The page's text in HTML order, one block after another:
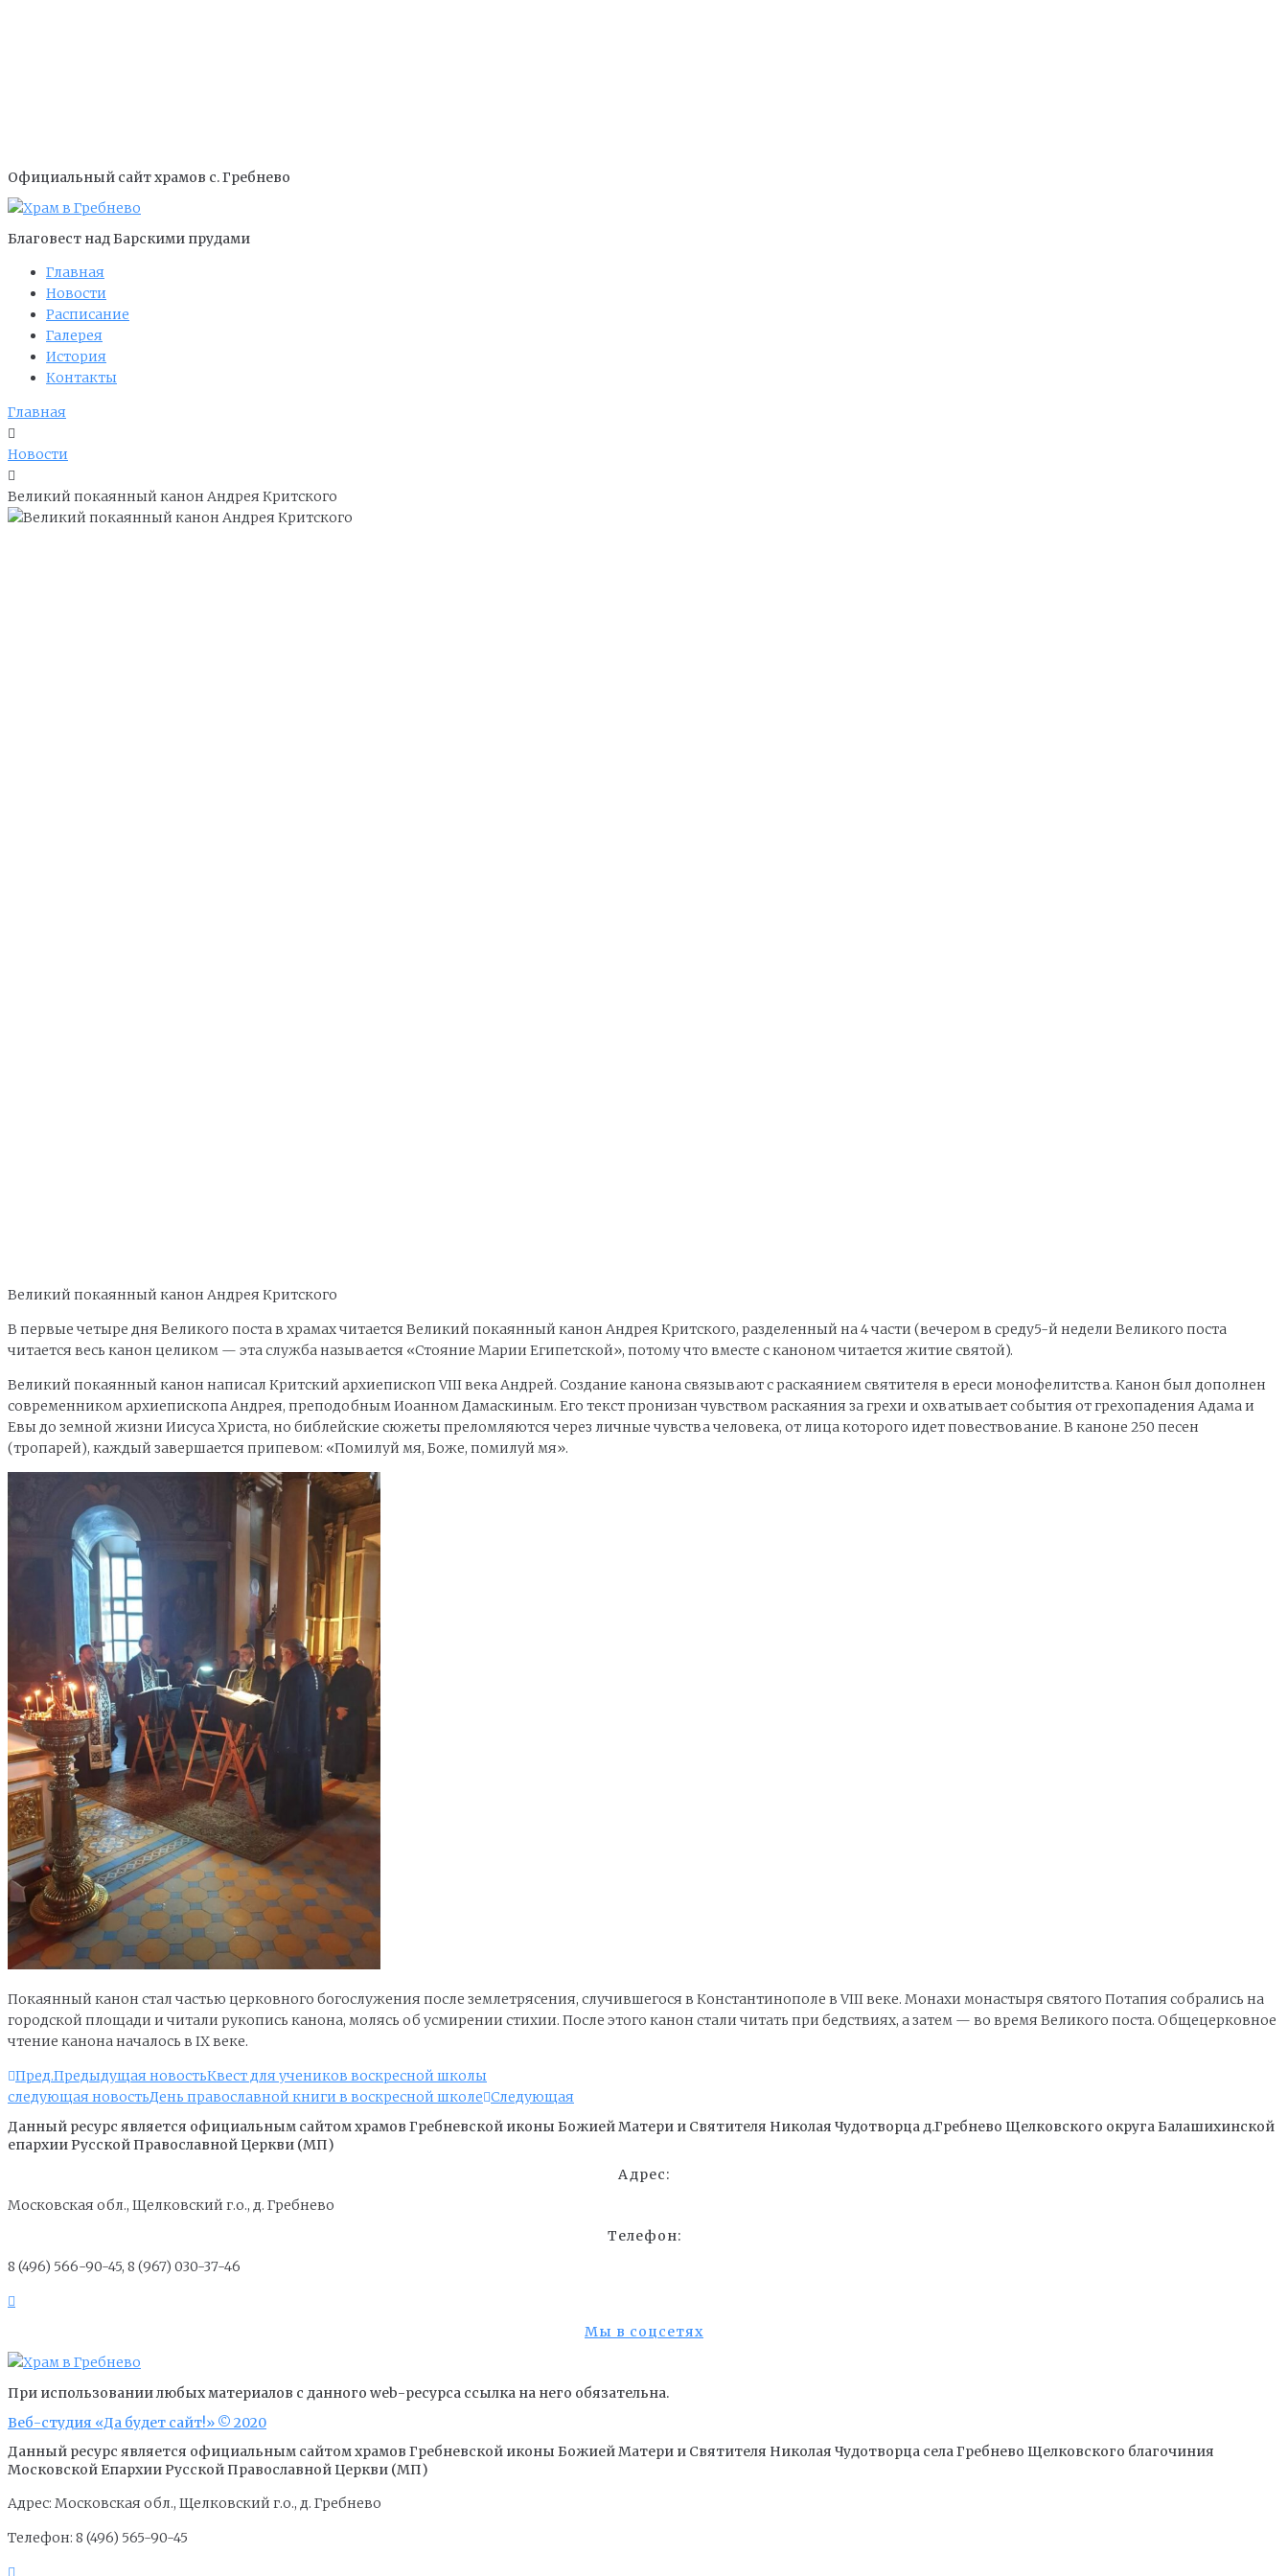
Официальный сайт храмов с. Гребнево
Благовест над Барскими прудами
Главная
Новости
Расписание
Галерея
История
Контакты
Главная
Новости
Великий покаянный канон Андрея Критского
Великий покаянный канон Андрея Критского
В первые четыре дня Великого поста в храмах читается Великий покаянный канон Андрея Критского, разделенный на 4 части (вечером в среду5-й недели Великого поста
читается весь канон целиком — эта служба называется «Стояние Марии Египетской», потому что вместе с каноном читается житие святой).
Великий покаянный канон написал Критский архиепископ VIII века Андрей. Создание канона связывают с раскаянием святителя в ереси монофелитства. Канон был дополнен
современником архиепископа Андрея, преподобным Иоанном Дамаскиным. Его текст пронизан чувством раскаяния за грехи и охватывает события от грехопадения Адама и
Евы до земной жизни Иисуса Христа, но библейские сюжеты преломляются через личные чувства человека, от лица которого идет повествование. В каноне 250 песен
(тропарей), каждый завершается припевом: «Помилуй мя, Боже, помилуй мя».
Покаянный канон стал частью церковного богослужения после землетрясения, случившегося в Константинополе в VIII веке. Монахи монастыря святого Потапия собрались на
городской площади и читали рукопись канона, молясь об усмирении стихии. После этого канон стали читать при бедствиях, а затем — во время Великого поста. Общецерковное
чтение канона началось в IX веке.
Пред.Предыдущая новостьКвест для учеников воскресной школы
следующая новостьДень православной книги в воскресной школе Следующая
Данный ресурс является официальным сайтом храмов Гребневской иконы Божией Матери и Cвятителя Николая Чудотворца д.Гребнево Щелковского округа Балашихинской
епархии Русской Православной Церкви (МП)
Адрес:
Московская обл., Щелковский г.о., д. Гребнево
Телефон:
8 (496) 566-90-45, 8 (967) 030-37-46
Мы в соцсетях
При использовании любых материалов с данного web-ресурса ссылка на него обязательна.
Веб-студия «Да будет сайт!» © 2020
Данный ресурс является официальным сайтом храмов Гребневской иконы Божией Матери и Cвятителя Николая Чудотворца села Гребнево Щелковского благочиния
Московской Епархии Русской Православной Церкви (МП)
Адрес: Московская обл., Щелковский г.о., д. Гребнево
Телефон: 8 (496) 565-90-45